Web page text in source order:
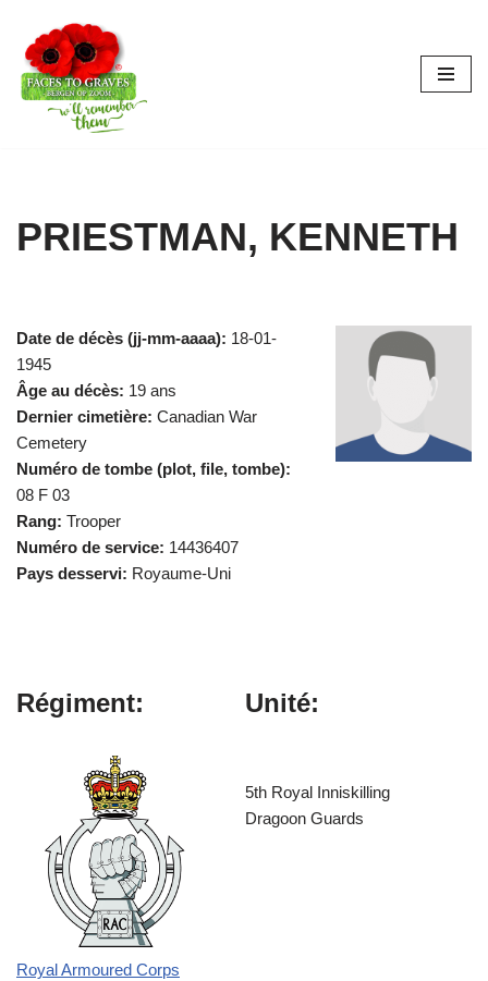
Aller
au
contenu
PRIESTMAN, KENNETH
Date de décès (jj-mm-aaaa): 18-01-
1945
Âge au décès: 19 ans
Dernier cimetière: Canadian War
Cemetery
Numéro de tombe (plot, file, tombe):
08 F 03
Rang: Trooper
Numéro de service: 14436407
Pays desservi: Royaume-Uni
Régiment:
Royal Armoured Corps
Unité:
5th Royal Inniskilling
Dragoon Guards